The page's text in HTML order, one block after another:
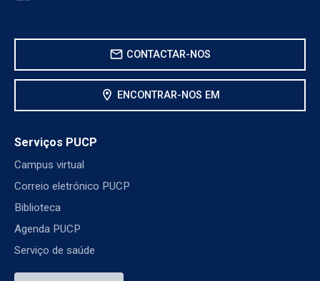
mail CONTACTAR-NOS
location_on ENCONTRAR-NOS EM
Serviços PUCP
Campus virtual
Correio eletrónico PUCP
Biblioteca
Agenda PUCP
Serviço de saúde